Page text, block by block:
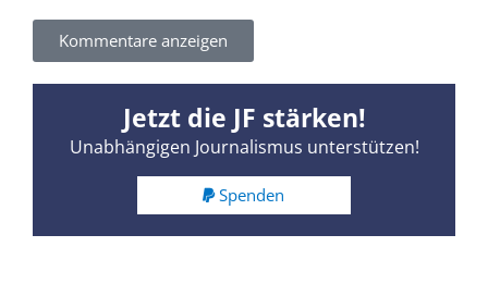
Kommentare anzeigen
Jetzt die JF stärken!
Unabhängigen Journalismus unterstützen!
Spenden